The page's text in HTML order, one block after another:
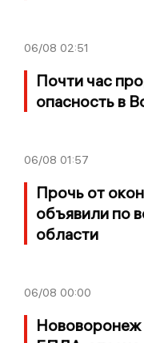
06/08 02:51
Почти час
опасность в
06/08 01:57
Прочь от
объявили по
области
06/08 00:00
Нововоронеж